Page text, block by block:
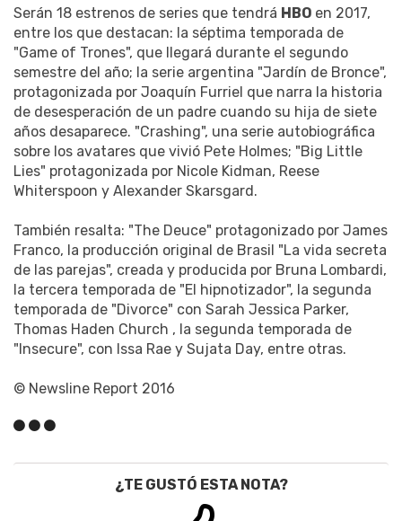
Serán 18 estrenos de series que tendrá HBO en 2017,
entre los que destacan: la séptima temporada de
"Game of Trones", que llegará durante el segundo
semestre del año; la serie argentina "Jardín de Bronce",
protagonizada por Joaquín Furriel que narra la historia
de desesperación de un padre cuando su hija de siete
años desaparece. "Crashing", una serie autobiográfica
sobre los avatares que vivió Pete Holmes; "Big Little
Lies" protagonizada por Nicole Kidman, Reese
Whiterspoon y Alexander Skarsgard.
También resalta: "The Deuce" protagonizado por James
Franco, la producción original de Brasil "La vida secreta
de las parejas", creada y producida por Bruna Lombardi,
la tercera temporada de "El hipnotizador", la segunda
temporada de "Divorce" con Sarah Jessica Parker,
Thomas Haden Church , la segunda temporada de
"Insecure", con Issa Rae y Sujata Day, entre otras.
© Newsline Report 2016
¿TE GUSTÓ ESTA NOTA?